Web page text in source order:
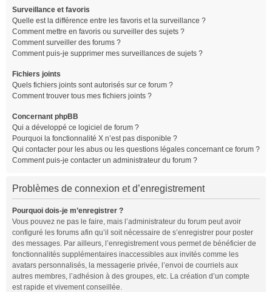
Surveillance et favoris
Quelle est la différence entre les favoris et la surveillance ?
Comment mettre en favoris ou surveiller des sujets ?
Comment surveiller des forums ?
Comment puis-je supprimer mes surveillances de sujets ?
Fichiers joints
Quels fichiers joints sont autorisés sur ce forum ?
Comment trouver tous mes fichiers joints ?
Concernant phpBB
Qui a développé ce logiciel de forum ?
Pourquoi la fonctionnalité X n’est pas disponible ?
Qui contacter pour les abus ou les questions légales concernant ce forum ?
Comment puis-je contacter un administrateur du forum ?
Problèmes de connexion et d’enregistrement
Pourquoi dois-je m’enregistrer ?
Vous pouvez ne pas le faire, mais l’administrateur du forum peut avoir
configuré les forums afin qu’il soit nécessaire de s’enregistrer pour poster
des messages. Par ailleurs, l’enregistrement vous permet de bénéficier de
fonctionnalités supplémentaires inaccessibles aux invités comme les
avatars personnalisés, la messagerie privée, l’envoi de courriels aux
autres membres, l’adhésion à des groupes, etc. La création d’un compte
est rapide et vivement conseillée.